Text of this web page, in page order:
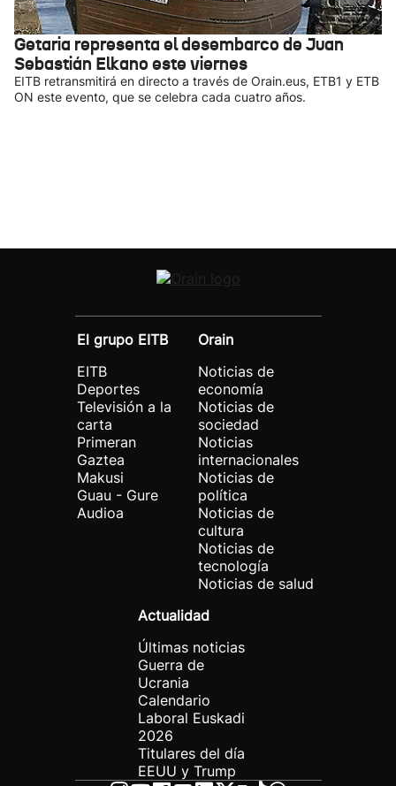
Getaria representa el desembarco de Juan
Sebastián Elkano este viernes
EITB retransmitirá en directo a través de Orain.eus, ETB1 y ETB
ON este evento, que se celebra cada cuatro años.
El grupo EITB
EITB
Deportes
Televisión a la
carta
Primeran
Gaztea
Makusi
Guau - Gure
Audioa
Orain
Noticias de
economía
Noticias de
sociedad
Noticias
internacionales
Noticias de
política
Noticias de
cultura
Noticias de
tecnología
Noticias de salud
Actualidad
Últimas noticias
Guerra de
Ucrania
Calendario
Laboral Euskadi
2026
Titulares del día
EEUU y Trump